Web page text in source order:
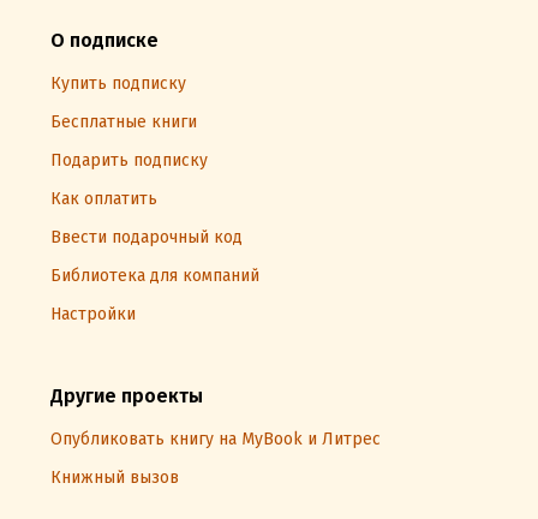
О подписке
Купить подписку
Бесплатные книги
Подарить подписку
Как оплатить
Ввести подарочный код
Библиотека для компаний
Настройки
Другие проекты
Опубликовать книгу на MyBook и Литрес
Книжный вызов